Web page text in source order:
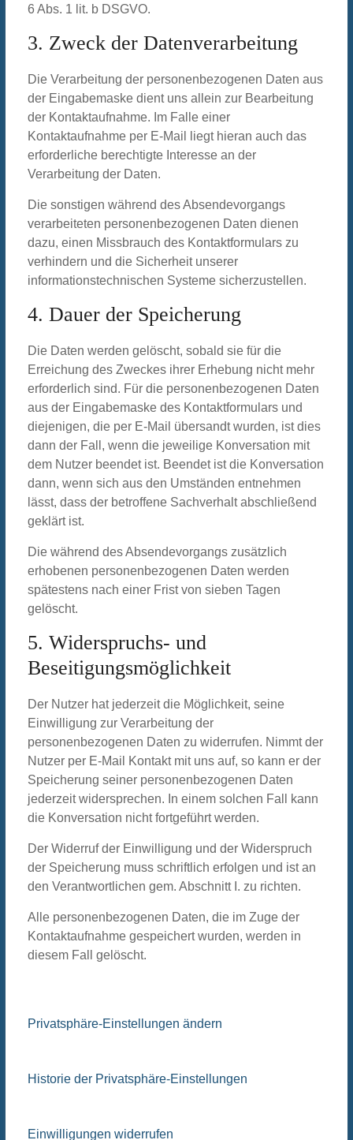
6 Abs. 1 lit. b DSGVO.
3. Zweck der Datenverarbeitung
Die Verarbeitung der personenbezogenen Daten aus
der Eingabemaske dient uns allein zur Bearbeitung
der Kontaktaufnahme. Im Falle einer
Kontaktaufnahme per E-Mail liegt hieran auch das
erforderliche berechtigte Interesse an der
Verarbeitung der Daten.
Die sonstigen während des Absendevorgangs
verarbeiteten personenbezogenen Daten dienen
dazu, einen Missbrauch des Kontaktformulars zu
verhindern und die Sicherheit unserer
informationstechnischen Systeme sicherzustellen.
4. Dauer der Speicherung
Die Daten werden gelöscht, sobald sie für die
Erreichung des Zweckes ihrer Erhebung nicht mehr
erforderlich sind. Für die personenbezogenen Daten
aus der Eingabemaske des Kontaktformulars und
diejenigen, die per E-Mail übersandt wurden, ist dies
dann der Fall, wenn die jeweilige Konversation mit
dem Nutzer beendet ist. Beendet ist die Konversation
dann, wenn sich aus den Umständen entnehmen
lässt, dass der betroffene Sachverhalt abschließend
geklärt ist.
Die während des Absendevorgangs zusätzlich
erhobenen personenbezogenen Daten werden
spätestens nach einer Frist von sieben Tagen
gelöscht.
5. Widerspruchs- und
Beseitigungsmöglichkeit
Der Nutzer hat jederzeit die Möglichkeit, seine
Einwilligung zur Verarbeitung der
personenbezogenen Daten zu widerrufen. Nimmt der
Nutzer per E-Mail Kontakt mit uns auf, so kann er der
Speicherung seiner personenbezogenen Daten
jederzeit widersprechen. In einem solchen Fall kann
die Konversation nicht fortgeführt werden.
Der Widerruf der Einwilligung und der Widerspruch
der Speicherung muss schriftlich erfolgen und ist an
den Verantwortlichen gem. Abschnitt I. zu richten.
Alle personenbezogenen Daten, die im Zuge der
Kontaktaufnahme gespeichert wurden, werden in
diesem Fall gelöscht.
Privatsphäre-Einstellungen ändern
Historie der Privatsphäre-Einstellungen
Einwilligungen widerrufen